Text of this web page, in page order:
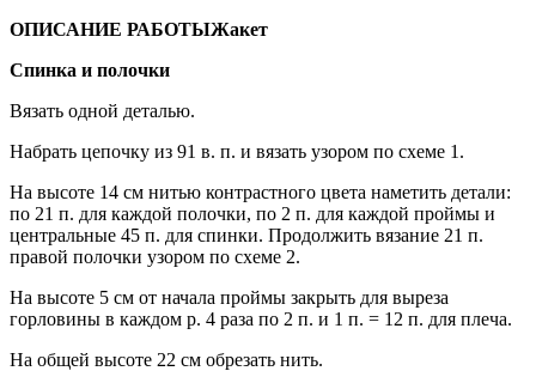
ОПИСАНИЕ РАБОТЫЖакет
Спинка и полочки
Вязать одной деталью.
Набрать цепочку из 91 в. п. и вязать узором по схеме 1.
На высоте 14 см нитью контрастного цвета наметить детали:
по 21 п. для каждой полочки, по 2 п. для каждой проймы и
центральные 45 п. для спинки. Продолжить вязание 21 п.
правой полочки узором по схеме 2.
На высоте 5 см от начала проймы закрыть для выреза
горловины в каждом р. 4 раза по 2 п. и 1 п. = 12 п. для плеча.
На общей высоте 22 см обрезать нить.